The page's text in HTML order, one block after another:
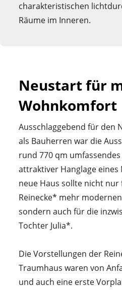
charakteristischen
Räume im Inneren.
Neustart für
Wohnkomfort
Ausschlaggebend für den
als Bauherren war die
rund 770 qm
attraktiver Hanglage eines
neue Haus sollte nicht
Reinecke* mehr
sondern auch für die
Tochter Julia*.
Die Vorstellungen der
Traumhaus waren von
und auch eine erste